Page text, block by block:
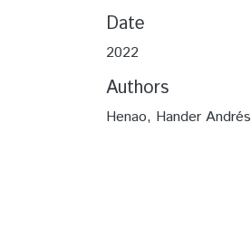
Date
2022
Authors
Henao, Hander Andrés